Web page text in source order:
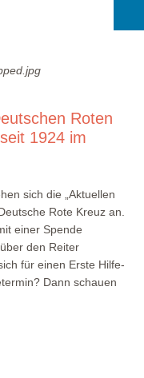
Roten
1924 im
sich die „Aktuellen
Rote Kreuz an.
einer Spende
den Reiter
für einen Erste Hilfe-
Dann schauen